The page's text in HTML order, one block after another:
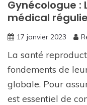
Gynécologue :
médical
17 janvier 2023
La santé
fondements de
globale. Pour
est essentiel de